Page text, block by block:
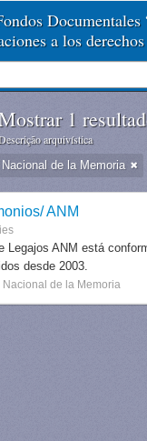
a los
1
arquivística
de la Memoria
ANM
Legajos ANM está
desde 2003.
Nacional de la Memoria